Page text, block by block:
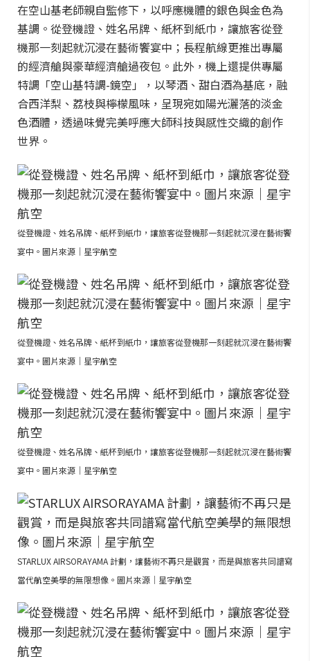
在空山基老師親自監修下，以呼應機體的銀色與金色為
基調。從登機證、姓名吊牌、紙杯到紙巾，讓旅客從登
機那一刻起就沉浸在藝術饗宴中；長程航線更推出專屬
的經濟艙與豪華經濟艙過夜包。此外，機上還提供專屬
特調「空山基特調-鏡空」，以琴酒、甜白酒為基底，融
合西洋梨、荔枝與檸檬風味，呈現宛如陽光灑落的淡金
色酒體，透過味覺完美呼應大師科技與感性交織的創作
世界。
從登機證、姓名吊牌、紙杯到紙巾，讓旅客從登機那一刻起就沉浸在藝術饗
宴中。圖片來源｜星宇航空
從登機證、姓名吊牌、紙杯到紙巾，讓旅客從登機那一刻起就沉浸在藝術饗
宴中。圖片來源｜星宇航空
從登機證、姓名吊牌、紙杯到紙巾，讓旅客從登機那一刻起就沉浸在藝術饗
宴中。圖片來源｜星宇航空
STARLUX AIRSORAYAMA 計劃，讓藝術不再只是觀賞，而是與旅客共同譜寫
當代航空美學的無限想像。圖片來源｜星宇航空